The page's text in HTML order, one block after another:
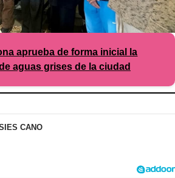
aprueba de forma inicial la
aguas grises de la ciudad
CANO